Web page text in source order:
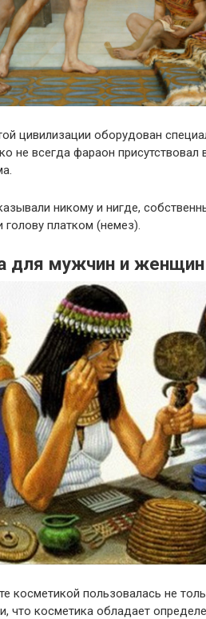
цивилизации оборудован
не всегда фараон
никому и нигде,
платком (немез).
для мужчин и женщин
косметикой пользовалась не
что косметика обладает